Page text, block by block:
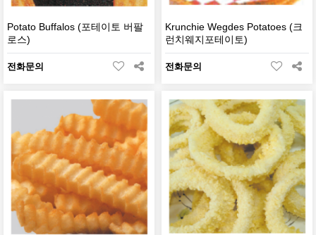
Potato Buffalos (포테이토 버팔
로스)
전화문의
Krunchie Wegdes Potatoes (크
런치웨지포테이토)
전화문의